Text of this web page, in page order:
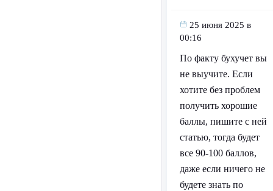
25 июня 2025 в
00:16
По факту бухучет вы
не выучите. Если
хотите без проблем
получить хорошие
баллы, пишите с ней
статью, тогда будет
все 90-100 баллов,
даже если ничего не
будете знать по